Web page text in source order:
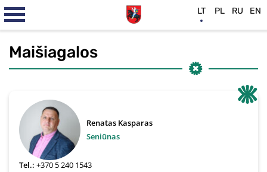
Maišiagalos
Renatas Kasparas
Seniūnas
Tel.:+370 5 240 1543
LT PL RU EN